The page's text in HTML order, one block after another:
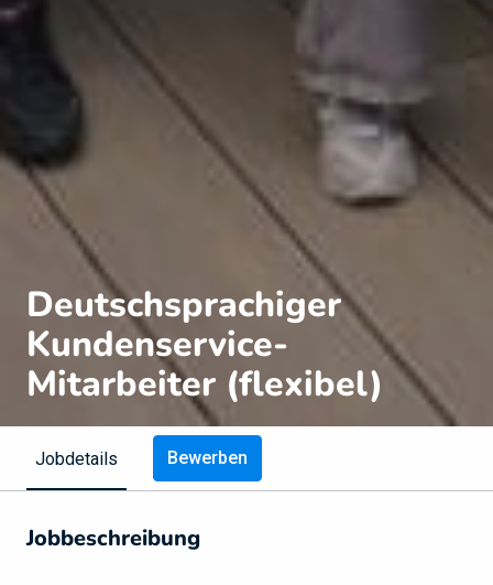
Deutschsprachiger
Kundenservice-
Mitarbeiter (flexibel)
Jobdetails Bewerben
Jobbeschreibung